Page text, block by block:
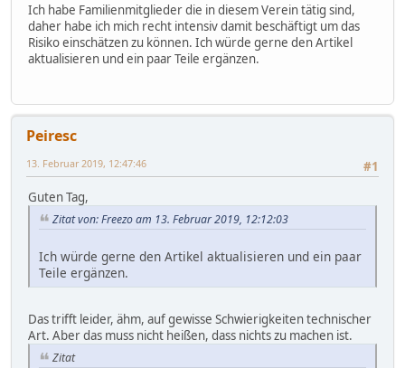
Ich habe Familienmitglieder die in diesem Verein tätig sind,
daher habe ich mich recht intensiv damit beschäftigt um das
Risiko einschätzen zu können. Ich würde gerne den Artikel
aktualisieren und ein paar Teile ergänzen.
Peiresc
#1
13. Februar 2019, 12:47:46
Guten Tag,
Zitat von: Freezo am 13. Februar 2019, 12:12:03
Ich würde gerne den Artikel aktualisieren und ein paar
Teile ergänzen.
Das trifft leider, ähm, auf gewisse Schwierigkeiten technischer
Art. Aber das muss nicht heißen, dass nichts zu machen ist.
Zitat